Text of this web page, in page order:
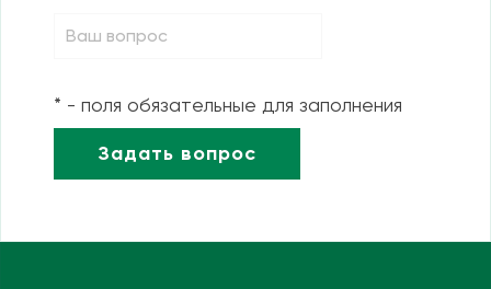
* - поля обязательные для заполнения